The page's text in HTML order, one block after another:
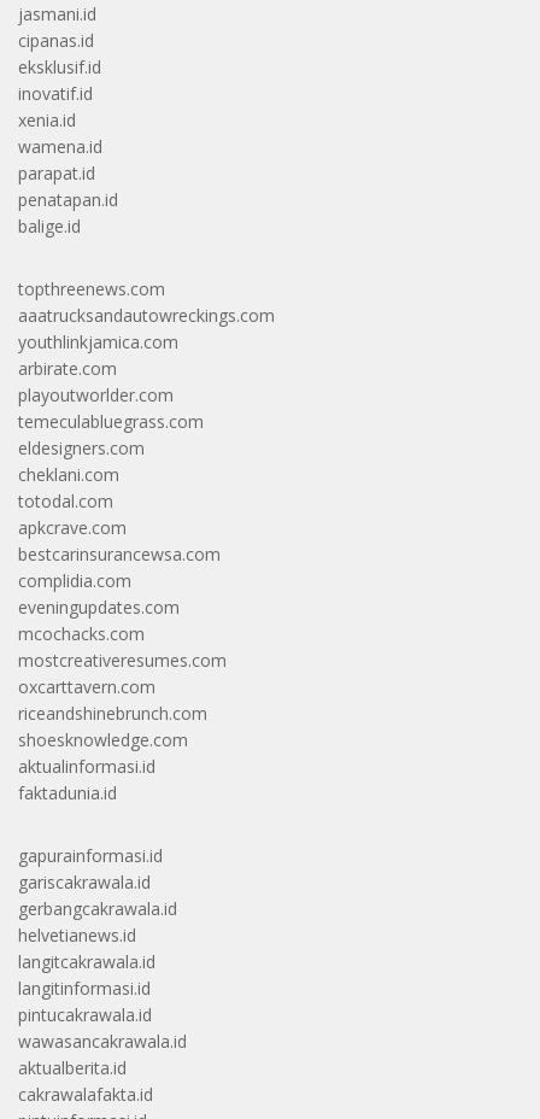
jasmani.id
cipanas.id
eksklusif.id
inovatif.id
xenia.id
wamena.id
parapat.id
penatapan.id
balige.id
topthreenews.com
aaatrucksandautowreckings.com
youthlinkjamica.com
arbirate.com
playoutworlder.com
temeculabluegrass.com
eldesigners.com
cheklani.com
totodal.com
apkcrave.com
bestcarinsurancewsa.com
complidia.com
eveningupdates.com
mcochacks.com
mostcreativeresumes.com
oxcarttavern.com
riceandshinebrunch.com
shoesknowledge.com
aktualinformasi.id
faktadunia.id
gapurainformasi.id
gariscakrawala.id
gerbangcakrawala.id
helvetianews.id
langitcakrawala.id
langitinformasi.id
pintucakrawala.id
wawasancakrawala.id
aktualberita.id
cakrawalafakta.id